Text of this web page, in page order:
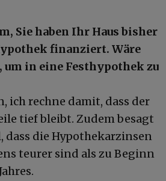
Sie haben Ihr Haus bisher
finanziert. Wäre
in eine Festhypothek zu
ich rechne damit, dass der
tief bleibt. Zudem besagt
dass die Hypothekarzinsen
teurer sind als zu Beginn